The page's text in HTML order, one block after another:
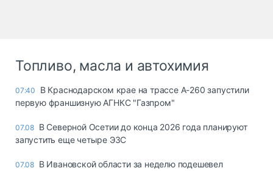
Топливо, масла и автохимия
07:40
В Краснодарском крае на трассе А-260 запустили
первую франшизную АГНКС "Газпром"
07.08 В Северной Осетии до конца 2026 года планируют
запустить еще четыре ЭЗС
07.08 В Ивановской области за неделю подешевел